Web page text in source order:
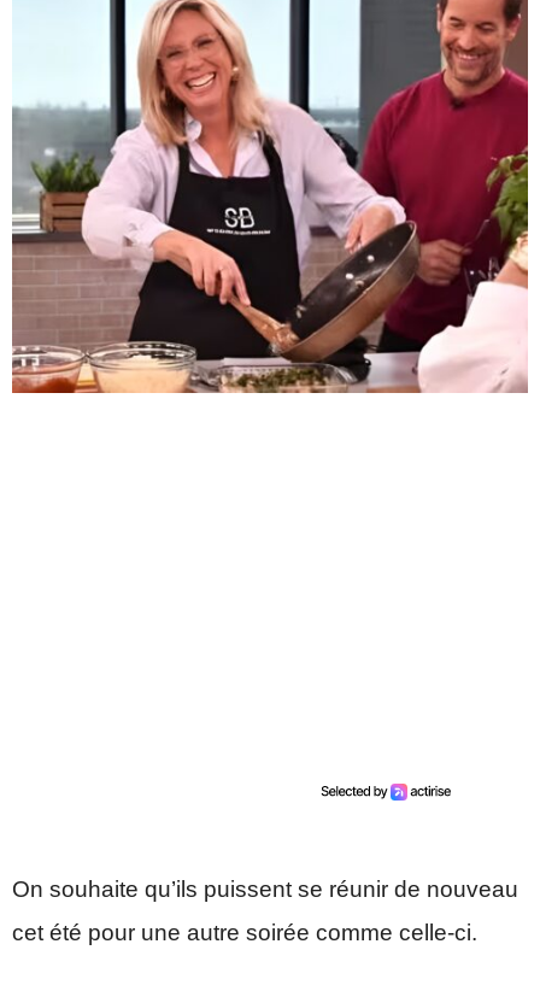
On souhaite qu’ils puissent se réunir de nouveau
cet été pour une autre soirée comme celle-ci.